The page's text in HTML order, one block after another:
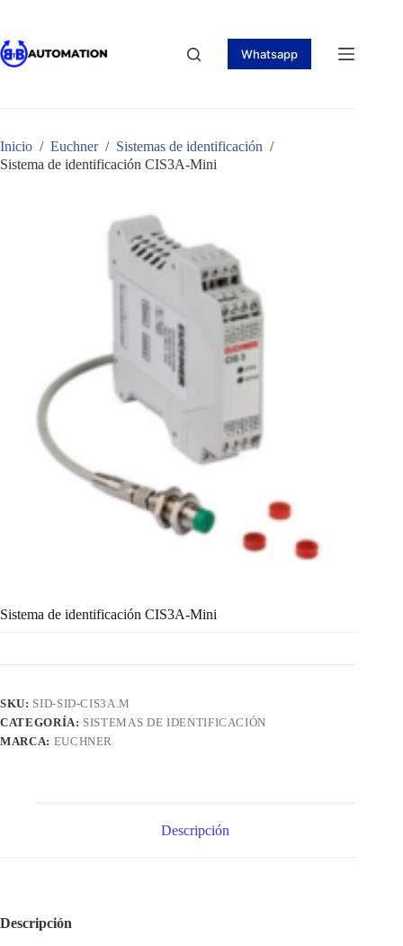
contenido
Whatsapp
Inicio / Euchner / Sistemas de identificación /
Sistema de identificación CIS3A-Mini
Sistema de identificación CIS3A-Mini
SKU: SID-SID-CIS3A.M
CATEGORÍA: SISTEMAS DE IDENTIFICACIÓN
MARCA: EUCHNER
Descripción
Descripción